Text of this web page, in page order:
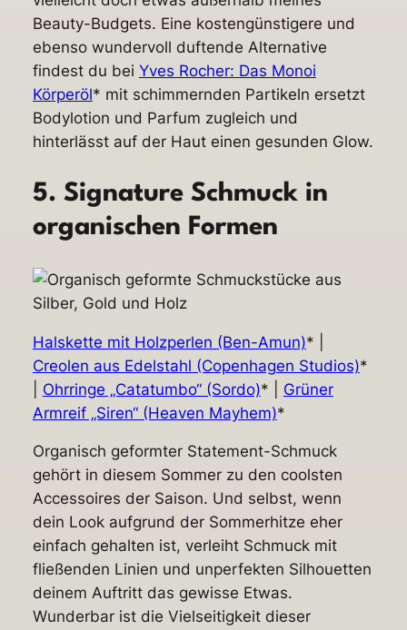
Beauty-Budgets. Eine kostengünstigere und
ebenso wundervoll duftende Alternative
findest du bei Yves Rocher: Das Monoi
Körperöl* mit schimmernden Partikeln ersetzt
Bodylotion und Parfum zugleich und
hinterlässt auf der Haut einen gesunden Glow.
5. Signature Schmuck in
organischen Formen
Halskette mit Holzperlen (Ben-Amun)* |
Creolen aus Edelstahl (Copenhagen Studios)*
Ohrringe „Catatumbo“ (Sordo)* | Grüner
Armreif „Siren“ (Heaven Mayhem)*
Organisch geformter Statement-Schmuck
gehört in diesem Sommer zu den coolsten
Accessoires der Saison. Und selbst, wenn
dein Look aufgrund der Sommerhitze eher
einfach gehalten ist, verleiht Schmuck mit
fließenden Linien und unperfekten Silhouetten
deinem Auftritt das gewisse Etwas.
Wunderbar ist die Vielseitigkeit dieser